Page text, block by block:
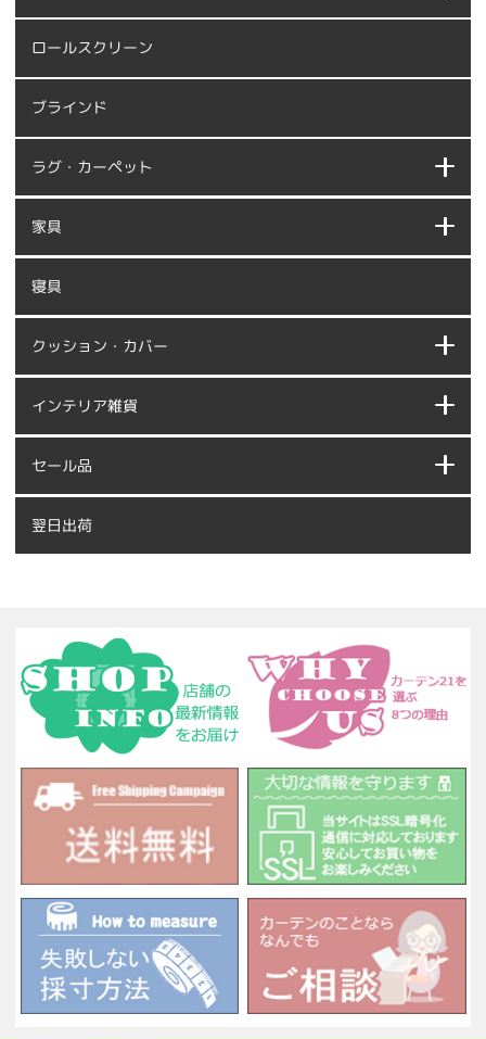
ロールスクリーン
ブラインド
ラグ・カーペット
家具
寝具
クッション・カバー
インテリア雑貨
セール品
翌日出荷